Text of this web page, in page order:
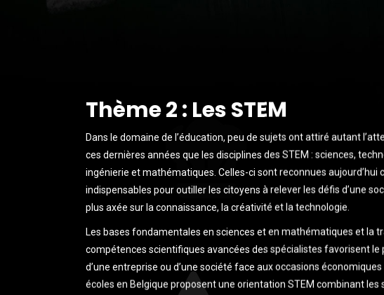
Thème 2 : Les STEM
Dans le domaine de l’éducation, peu de sujets ont attiré autant
ces dernières années que les disciplines des STEM : sciences,
ingénierie et mathématiques. Celles-ci sont reconnues aujourd’hui
indispensables pour outiller les citoyens à relever les défis d’une
plus axée sur la connaissance, la créativité et la technologie.
Les bases fondamentales en sciences et en mathématiques et la
compétences scientifiques avancées des spécialistes favorisent
d’une entreprise ou d’une société face aux occasions économiques
écoles en Belgique proposent une orientation STEM combinant les